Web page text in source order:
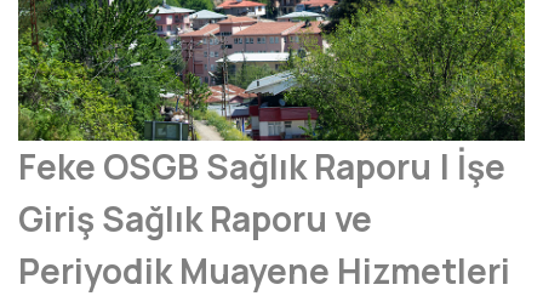
AFYONKARAHİSAR
AĞRI
AKSARAY
AMASYA
ANTALYA
ARDAHAN
Feke OSGB Sağlık Raporu | İşe
Giriş Sağlık Raporu ve
Periyodik Muayene Hizmetleri